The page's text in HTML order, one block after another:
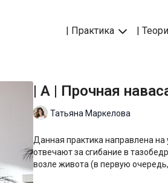
| Практика |
| A | Прочная
Татьяна Маркелова
Данная практика направлена
отвечают за сгибание в
возле живота (в первую